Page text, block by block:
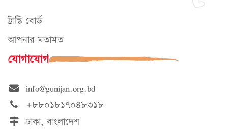
ট্রাস্টি বোর্ড
আপনার মতামত
যোগাযোগ
info@gunijan.org.bd
+৮৮০১৮১৭০৪৮৩১৮
ঢাকা, বাংলাদেশ